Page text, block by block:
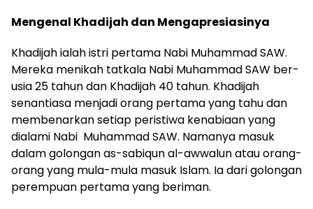
Mengenal Khadijah dan Mengapresiasinya
Khadijah ialah istri pertama Nabi Muhammad SAW.
Mereka menikah tatkala Nabi Muhammad SAW ber­
usia 25 tahun dan Khadijah 40 tahun. Khadijah
senantiasa menjadi orang pertama yang tahu dan
membenarkan setiap peristiwa kenabiaan yang
dialami Nabi Muhammad SAW. Namanya masuk
dalam golongan as-sabiqun al-awwalun atau orang-
orang yang mula-mula masuk Islam. Ia dari golongan
perempuan pertama yang beriman.